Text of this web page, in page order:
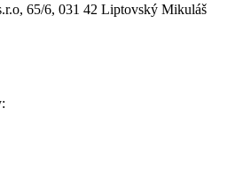
65/6, 031 42 Liptovský Mikuláš